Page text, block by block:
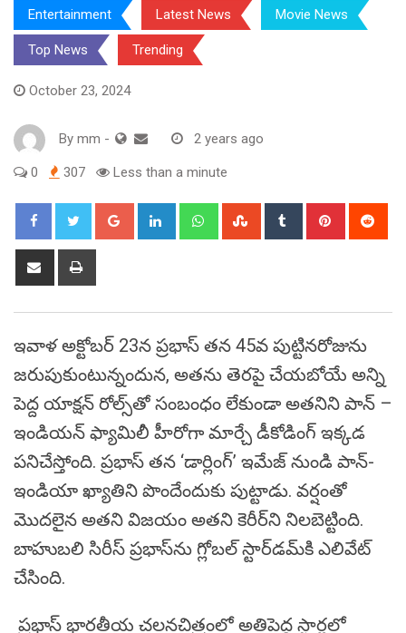
Entertainment Latest News Movie News
Top News Trending
October 23, 2024
By mm - 2 years ago
0 307 Less than a minute
Google+ LinkedIn WhatsappStumbleUpon
Tumblr Pinterest
Share
ఇవాళ అక్టోబర్ 23న ప్రభాస్ తన 45వ పుట్టినరోజును
జరుపుకుంటున్నందున, అతను తెరపై చేయబోయే అన్ని
పెద్ద యాక్షన్ రోల్స్‌తో సంబంధం లేకుండా అతనిని పాన్ –
ఇండియన్ ఫ్యామిలీ హీరోగా మార్చే డీకోడింగ్ ఇక్కడ
పనిచేస్తోంది. ప్రభాస్ తన ‘డార్లింగ్’ ఇమేజ్ నుండి పాన్-
ఇండియా ఖ్యాతిని పొందేందుకు పుట్టాడు. వర్షంతో
మొదలైన అతని విజయం అతని కెరీర్‌ని నిలబెట్టింది.
బాహుబలి సిరీస్ ప్రభాస్‌ను గ్లోబల్ స్టార్‌డమ్‌కి ఎలివేట్
చేసింది.
ప్రభాస్ భారతీయ చలనచిత్రంలో అతిపెద్ద స్టార్లలో